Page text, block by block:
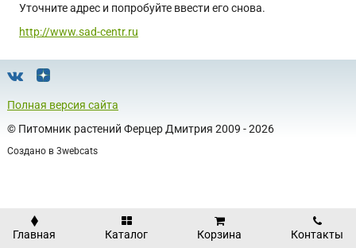
Уточните адрес и попробуйте ввести его снова.
http://www.sad-centr.ru
Полная версия сайта
© Питомник растений Ферцер Дмитрия 2009 - 2026
Создано в 3webcats
Главная Каталог Корзина Контакты